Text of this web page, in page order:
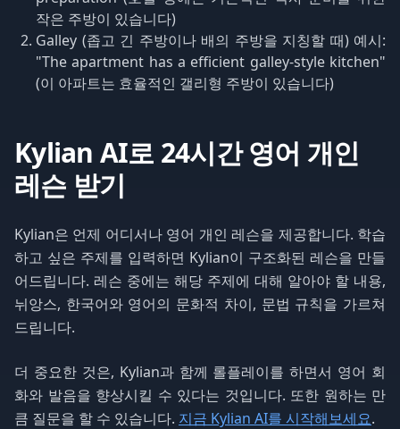
작은 주방이 있습니다)
Galley (좁고 긴 주방이나 배의 주방을 지칭할 때) 예시:
"The apartment has a efficient galley-style kitchen"
(이 아파트는 효율적인 갤리형 주방이 있습니다)
Kylian AI로 24시간 영어 개인
레슨 받기
Kylian은 언제 어디서나 영어 개인 레슨을 제공합니다. 학습
하고 싶은 주제를 입력하면 Kylian이 구조화된 레슨을 만들
어드립니다. 레슨 중에는 해당 주제에 대해 알아야 할 내용,
뉘앙스, 한국어와 영어의 문화적 차이, 문법 규칙을 가르쳐
드립니다.
더 중요한 것은, Kylian과 함께 롤플레이를 하면서 영어 회
화와 발음을 향상시킬 수 있다는 것입니다. 또한 원하는 만
큼 질문을 할 수 있습니다. 지금 Kylian AI를 시작해보세요.